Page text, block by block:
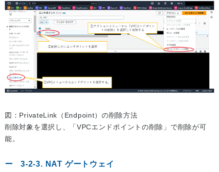
図：PrivateLink（Endpoint）の削除方法
削除対象を選択し、「VPCエンドポイントの削除」で削除が可
能。
3-2-3. NAT ゲートウェイ